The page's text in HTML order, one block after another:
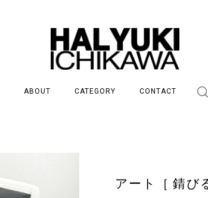
ABOUT CATEGORY CONTACT
アート［ 錆び